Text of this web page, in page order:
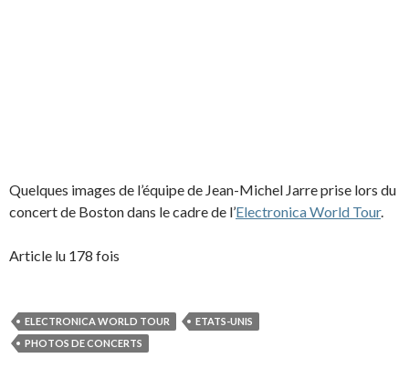
Quelques images de l’équipe de Jean-Michel Jarre prise lors du
concert de Boston dans le cadre de l’Electronica World Tour.
Article lu 178 fois
ELECTRONICA WORLD TOUR
ETATS-UNIS
PHOTOS DE CONCERTS